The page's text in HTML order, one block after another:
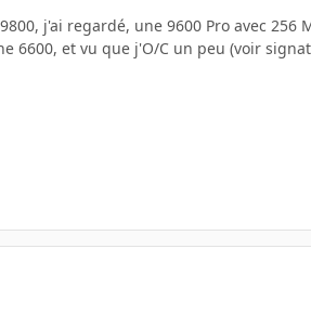
j'ai regardé, une 9600 Pro avec 256
6600, et vu que j'O/C un peu (voir